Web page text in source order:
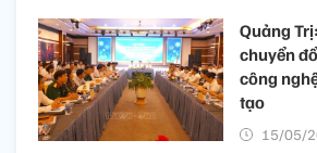
Quảng
chuyển
công
tạo
15/05/